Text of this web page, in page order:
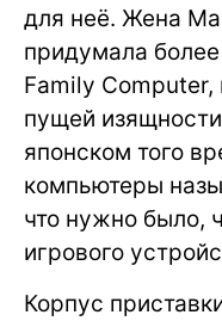
для неё. Жена
придумала
Family Computer,
пущей
японском того
компьютеры
что нужно было,
игрового
Корпус